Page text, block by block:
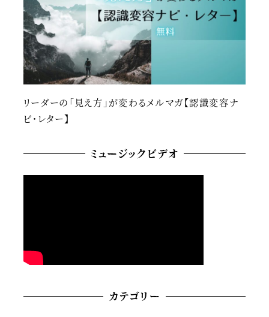
リーダーの「見え方」が変わるメルマガ【認識変容ナ
ビ・レター】
ミュージックビデオ
カテゴリー